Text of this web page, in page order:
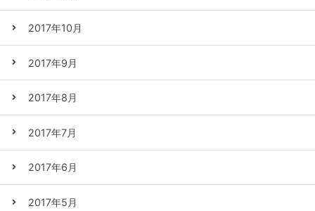
2017年10月
2017年9月
2017年8月
2017年7月
2017年6月
2017年5月